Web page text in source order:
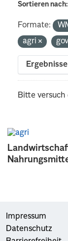
Sortieren nach
Formate:
agri
Bitte versuch
Impressum
Datenschutz